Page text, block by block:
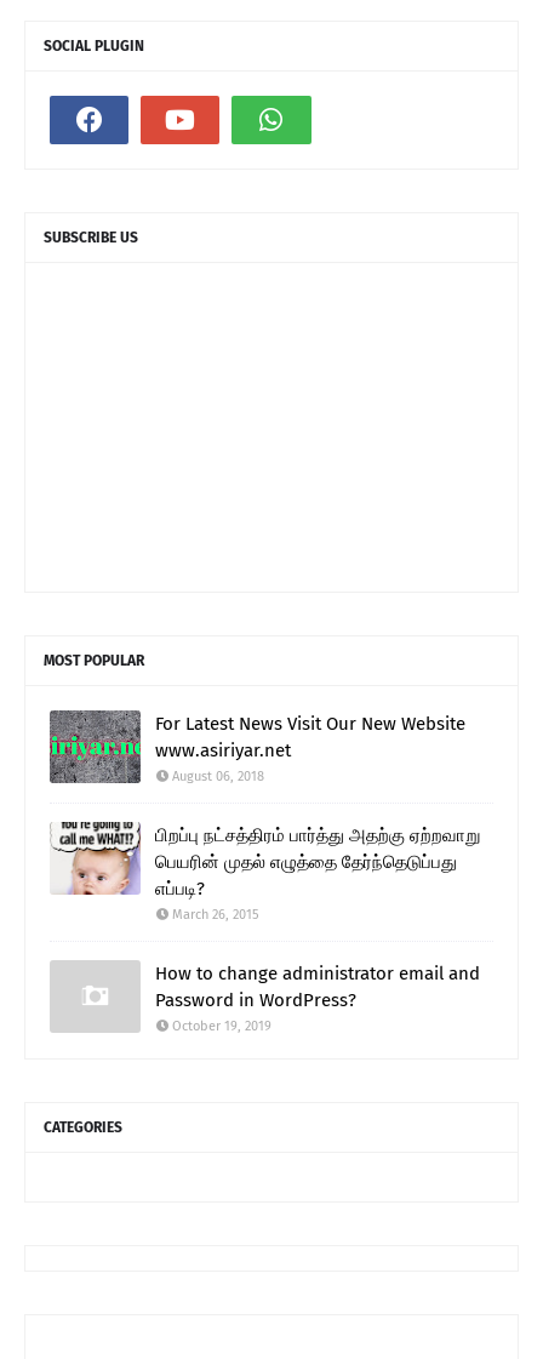
SOCIAL PLUGIN
SUBSCRIBE US
MOST POPULAR
For Latest News Visit Our New Website
www.asiriyar.net
August 06, 2018
பிறப்பு நட்சத்திரம் பார்த்து அதற்கு ஏற்றவாறு
பெயரின் முதல் எழுத்தை தேர்ந்தெடுப்பது
எப்படி?
March 26, 2015
How to change administrator email and
Password in WordPress?
October 19, 2019
CATEGORIES